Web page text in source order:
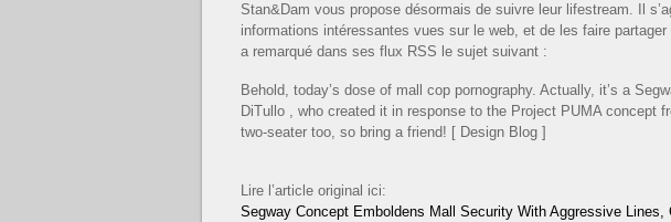
Stan&Dam vous propose désormais de suivre leur lifestream. Il
informations intéressantes vues sur le web, et de les faire
a remarqué dans ses flux RSS le sujet suivant :
Behold, today’s dose of mall cop pornography. Actually, it’s a
DiTullo , who created it in response to the Project PUMA concept
two-seater too, so bring a friend! [ Design Blog ]
Lire l’article original ici:
Segway Concept Emboldens Mall Security With Aggressive Lines,